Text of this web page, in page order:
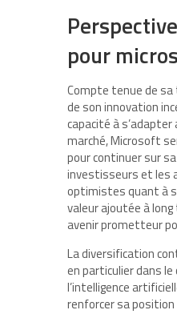
pour
Compte tenue de
de son innovation
capacité à
marché, Microsoft
pour continuer sur
investisseurs et les
optimistes quant à
valeur ajoutée à
avenir prometteur
La diversification
en particulier dans
l’intelligence
renforcer sa